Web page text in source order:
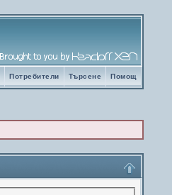
Помощ
Търсене
Потребители